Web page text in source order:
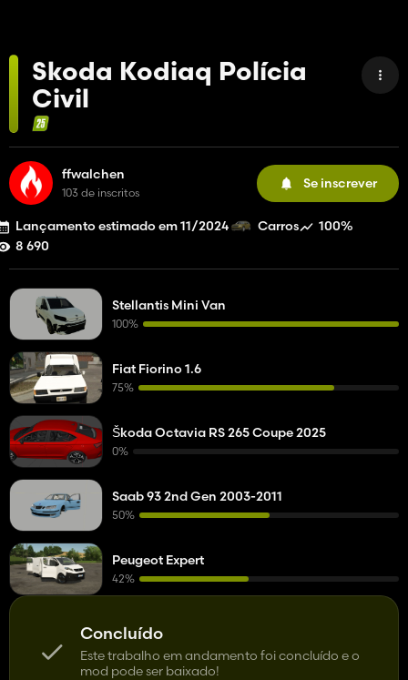
Skoda Kodiaq Polícia
Civil
ffwalchen
103 de inscritos
Se inscrever
Lançamento estimado em 11/2024 Carros
100%
8 690
Concluído
Este trabalho em andamento foi concluído e o
mod pode ser baixado!
Stellantis Mini Van
100%
Fiat Fiorino 1.6
75%
Škoda Octavia RS 265 Coupe 2025
0%
Saab 93 2nd Gen 2003-2011
50%
Peugeot Expert
42%